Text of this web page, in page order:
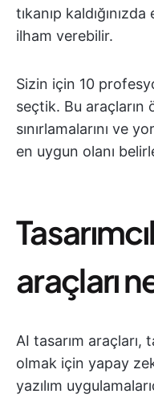
tıkanıp
ilham verebilir.
Sizin için 10
seçtik. Bu araçların
sınırlamalarını ve
en uygun olanı
araçları
AI tasarım araçları,
olmak için yapay
yazılım